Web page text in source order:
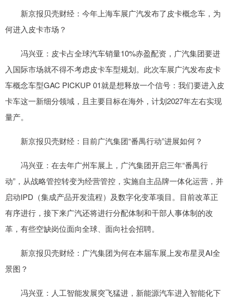
新京报贝壳财经：今年上海车展广汽发布了皮卡概念车，为
何进入皮卡市场？
冯兴亚：皮卡占全球汽车销量10%赤盈配资，广汽集团要进
入国际市场就不得不考虑皮卡车型规划。此次车展广汽发布皮卡
车概念车型GAC PICKUP 01就是想释放一个信号：我们要进入皮
卡车这一新细分领域，且主要目标在海外，计划2027年左右实现
量产。
新京报贝壳财经：目前广汽集团“番禺行动”进展如何？
冯兴亚：在去年广州车展上，广汽集团开启三年“番禺行
动”，从战略管控转变为经营管控，实施自主品牌一体化运营，并
启动IPD（集成产品开发流程）及数字化变革项目。目前改革正
有序进行，接下来广汽还将进行分配体制和干部人事体制的改
革，有些空缺岗位面向全球、面向社会招聘。
新京报贝壳财经：广汽集团为何在本届车展上发布星灵AI全
景图？
冯兴亚：人工智能发展突飞猛进，新能源汽车进入智能化下